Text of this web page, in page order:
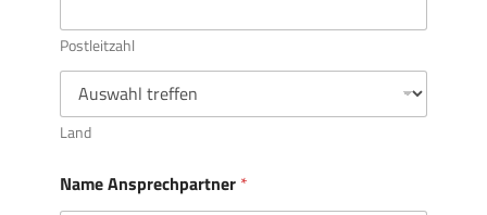
Postleitzahl
Land
Name Ansprechpartner *